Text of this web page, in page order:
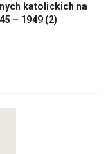
katolickich na
– 1949 (2)